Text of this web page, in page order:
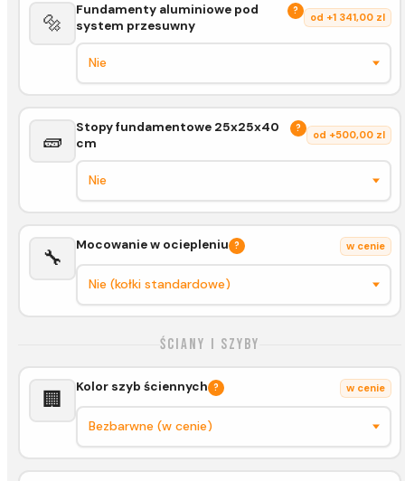
🔩
Fundamenty aluminiowe pod
system przesuwny
?
od +1 341,00 zl
🧱
Stopy fundamentowe 25x25x40
cm
?
od +500,00 zl
🔧
Mocowanie w ociepleniu ? w cenie
Ściany i szyby
🏢
Kolor szyb ściennych ? w cenie